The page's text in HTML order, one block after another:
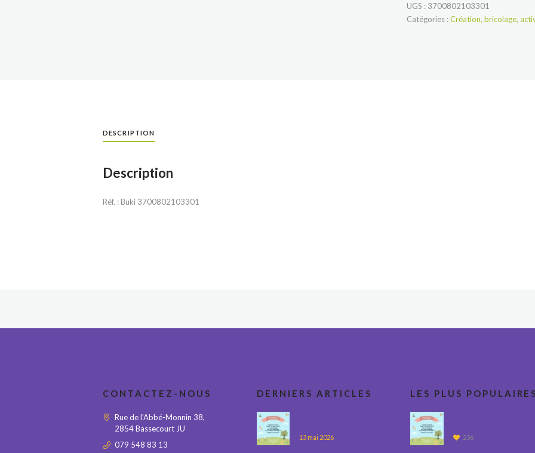
de
rock
UGS : 3700802103301
Catégories :Création, bricolage,
DESCRIPTION
Description
Réf. : Buki 3700802103301
CONTACTEZ-NOUS
Rue de l'Abbé-Monnin 38,
2854 Bassecourt JU
079 548 83 13
DERNIERS ARTICLES
13 mai 2026
LES PLUS
236